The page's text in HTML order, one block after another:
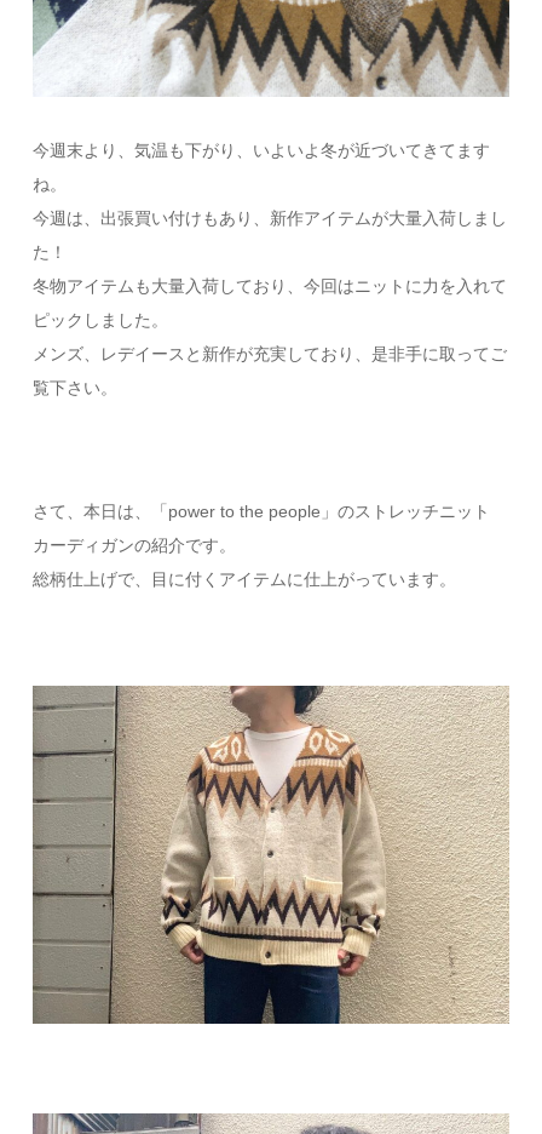
今週末より、気温も下がり、いよいよ冬が近づいてきてます
ね。
今週は、出張買い付けもあり、新作アイテムが大量入荷しまし
た！
冬物アイテムも大量入荷しており、今回はニットに力を入れて
ピックしました。
メンズ、レデイースと新作が充実しており、是非手に取ってご
覧下さい。
さて、本日は、「power to the people」のストレッチニット
カーディガンの紹介です。
総柄仕上げで、目に付くアイテムに仕上がっています。